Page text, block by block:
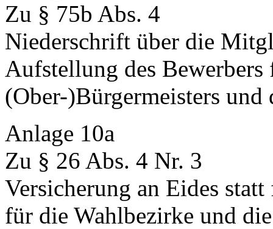
Zu § 75b Abs. 4
Niederschrift über die
Aufstellung des Bewerbers
(Ober-)Bürgermeisters und
Anlage 10a
Zu § 26 Abs. 4 Nr. 3
Versicherung an Eides
für die Wahlbezirke und